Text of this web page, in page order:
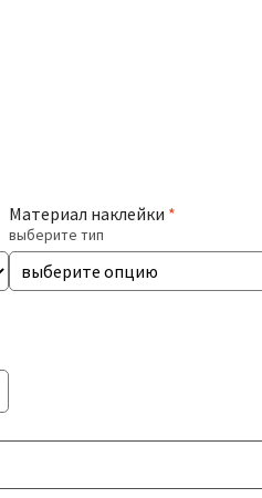
Материал наклейки *
выберите тип